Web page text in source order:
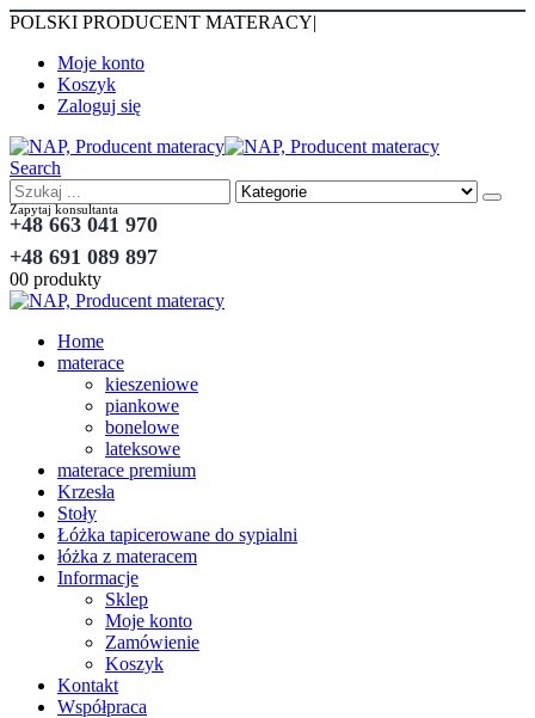
POLSKI PRODUCENT MATERACY|
Moje konto
Koszyk
Zaloguj się
Search
Zapytaj konsultanta
+48 663 041 970
+48 691 089 897
00 produkty
Home
materace
kieszeniowe
piankowe
bonelowe
lateksowe
materace premium
Krzesła
Stoły
Łóżka tapicerowane do sypialni
łóżka z materacem
Informacje
Sklep
Moje konto
Zamówienie
Koszyk
Kontakt
Współpraca